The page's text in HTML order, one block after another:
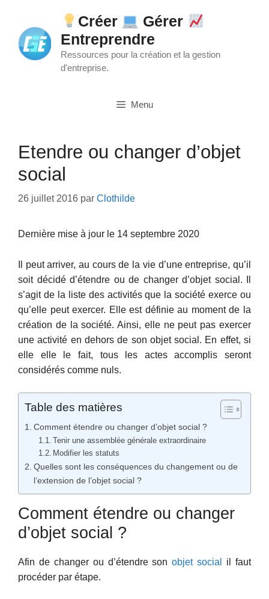
contenu
Créer
Gérer
Entreprendre
Ressources pour la création et la gestion
d'entreprise.
Menu
Etendre ou changer d’objet
social
26 juillet 2016 par Clothilde
Dernière mise à jour le 14 septembre 2020
Il peut arriver, au cours de la vie d’une entreprise, qu’il
soit décidé d’étendre ou de changer d’objet social. Il
s’agit de la liste des activités que la société exerce ou
qu’elle peut exercer. Elle est définie au moment de la
création de la société. Ainsi, elle ne peut pas exercer
une activité en dehors de son objet social. En effet, si
elle elle le fait, tous les actes accomplis seront
considérés comme nuls.
Table des matières
Comment étendre ou changer d’objet social ?
Tenir une assemblée générale extraordinaire
Modifier les statuts
Quelles sont les conséquences du changement ou de
l’extension de l’objet social ?
Comment étendre ou changer
d’objet social ?
Afin de changer ou d’étendre sonobjet social
il faut
procéder par étape.